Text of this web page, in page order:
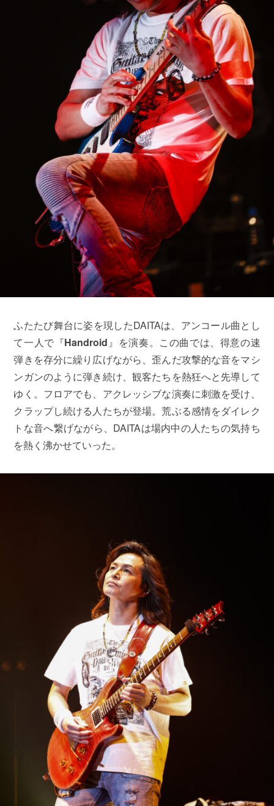
ふたたび舞台に姿を現したDAITAは、アンコール曲とし
て一人で『Handroid』を演奏。この曲では、得意の速
弾きを存分に繰り広げながら、歪んだ攻撃的な音をマシ
ンガンのように弾き続け、観客たちを熱狂へと先導して
ゆく。フロアでも、アクレッシブな演奏に刺激を受け、
クラップし続ける人たちが登場。荒ぶる感情をダイレク
トな音へ繋げながら、DAITAは場内中の人たちの気持ち
を熱く沸かせていった。